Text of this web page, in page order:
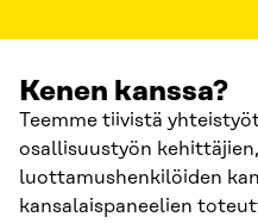
Kenen kanssa?
Teemme tiivistä
osallisuustyön
luottamushenkilöiden
kansalaispaneelien